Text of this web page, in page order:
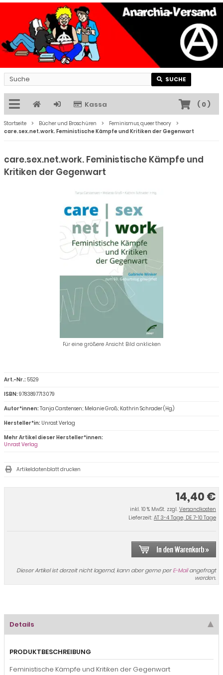
SUCHE
Kassa ( 0)
Startseite Bücher und Broschüren
Feminismus, queer theory
care.sex.net.work. Feministische Kämpfe und Kritiken der Gegenwart
care.sex.net.work. Feministische Kämpfe und
Kritiken der Gegenwart
Für eine größere Ansicht Bild anklicken
14,40 €
inkl. 10 % MwSt. zzgl. Versandkosten
Lieferzeit: AT 3-4 Tage, DE 7-10 Tage
Dieser Artikel ist derzeit nicht lagernd, kann aber gerne perE-Mailangefragt
werden.
Art.-Nr.: 5529
ISBN:9783897713079
Autor*innen:Tanja Carstensen; Melanie Groß; Kathrin Schrader (Hg.)
Hersteller*in: Unrast Verlag
Mehr Artikel dieser Hersteller*innen:
Unrast Verlag
Artikeldatenblatt drucken
Details
PRODUKTBESCHREIBUNG
Feministische Kämpfe und Kritiken der Gegenwart